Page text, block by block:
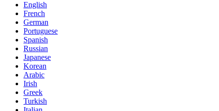
English
French
German
Portuguese
Spanish
Russian
Japanese
Korean
Arabic
Irish
Greek
Turkish